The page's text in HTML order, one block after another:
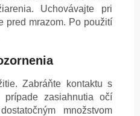
Uchovávajte pri
pred mrazom. Po použití
Zabráňte kontaktu s
zasiahnutia očí
množstvom